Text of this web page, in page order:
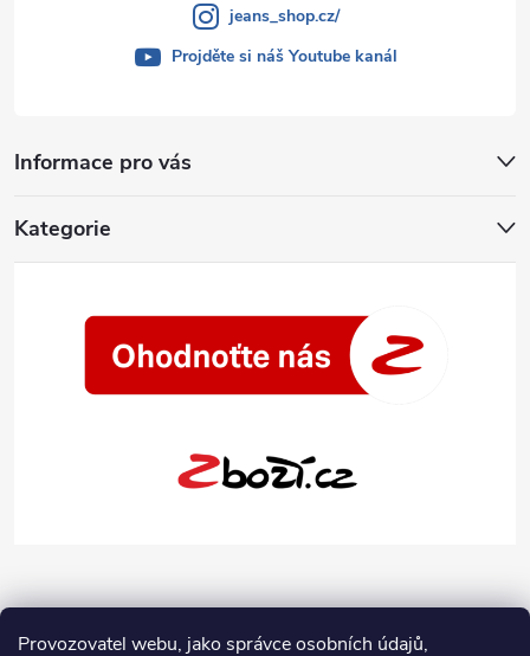
Provozovatel webu, jako správce osobních údajů,
Informace pro vás
Kategorie
jeans_shop.cz/
Projděte si náš Youtube kanál